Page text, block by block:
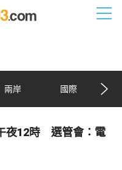
兩岸 國際
夜12時 選管會：電